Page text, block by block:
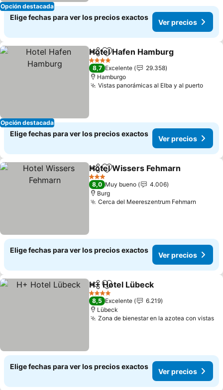
Opción destacada
Elige fechas para ver los precios exactos
Ver precios
Opción destacada
CompartirAgregar a favoritos
Hotel Hafen Hamburg
4 Estrellas
8,7 Excelente
29.358
Hamburgo
Vistas panorámicas al Elba y al puerto
Elige fechas para ver los precios exactos
Ver precios
CompartirAgregar a favoritos
Hotel Wissers Fehmarn
3 Estrellas
8,0 Muy bueno
4.006
Burg
Cerca del Meereszentrum Fehmarn
Elige fechas para ver los precios exactos
Ver precios
CompartirAgregar a favoritos
H+ Hotel Lübeck
4 Estrellas
8,5 Excelente
6.219
Lübeck
Zona de bienestar en la azotea con vistas
Elige fechas para ver los precios exactos
Ver precios